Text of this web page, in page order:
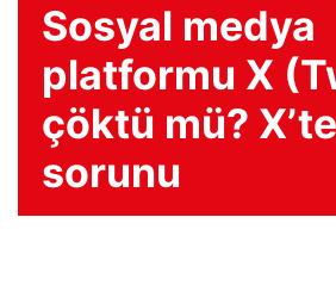
Sosyal medya
platformu X
çöktü mü?
sorunu